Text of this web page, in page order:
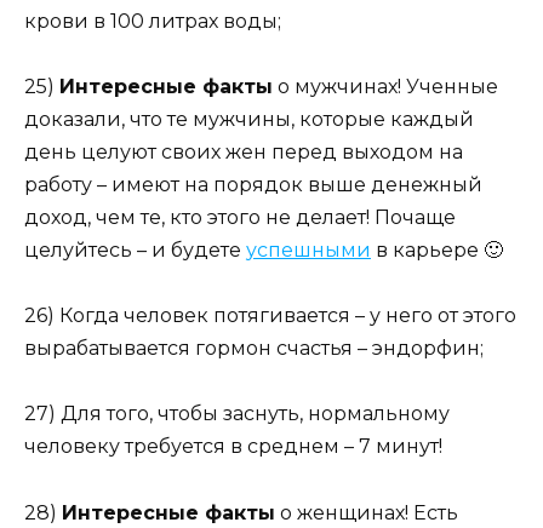
крови в 100 литрах воды;
25) Интересные факты о мужчинах! Ученные
доказали, что те мужчины, которые каждый
день целуют своих жен перед выходом на
работу – имеют на порядок выше денежный
доход, чем те, кто этого не делает! Почаще
целуйтесь – и будете успешными в карьере 🙂
26) Когда человек потягивается – у него от этого
вырабатывается гормон счастья – эндорфин;
27) Для того, чтобы заснуть, нормальному
человеку требуется в среднем – 7 минут!
28) Интересные факты о женщинах! Есть